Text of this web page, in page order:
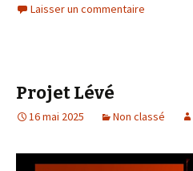
Laisser un commentaire
Projet Lévé
16 mai 2025 Non classé